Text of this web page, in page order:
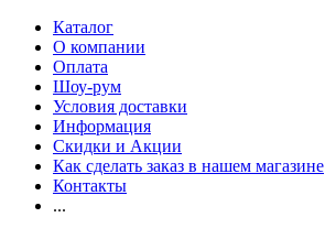
Каталог
О компании
Оплата
Шоу-рум
Условия доставки
Информация
Скидки и Акции
Как сделать заказ в нашем магазине
Контакты
...